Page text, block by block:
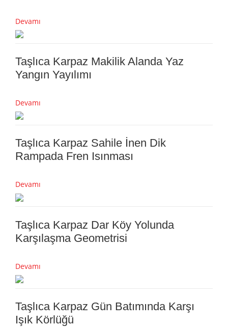
Devamı
Taşlıca Karpaz Makilik Alanda Yaz
Yangın Yayılımı
Devamı
Taşlıca Karpaz Sahile İnen Dik
Rampada Fren Isınması
Devamı
Taşlıca Karpaz Dar Köy Yolunda
Karşılaşma Geometrisi
Devamı
Taşlıca Karpaz Gün Batımında Karşı
Işık Körlüğü